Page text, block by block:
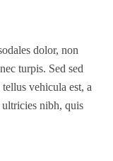
dolor, non
turpis. Sed sed
vehicula est, a
nibh, quis